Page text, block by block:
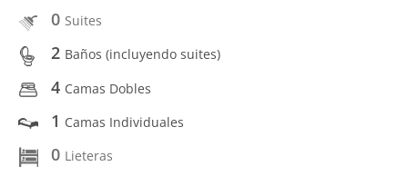
0 Suites
2 Baños (incluyendo suites)
4 Camas Dobles
1 Camas Individuales
0 Lieteras